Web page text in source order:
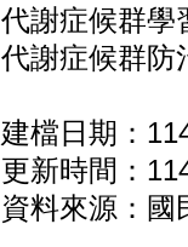
代謝症候群學
代謝症候群防
建檔日期：
更新時間：
資料來源：國